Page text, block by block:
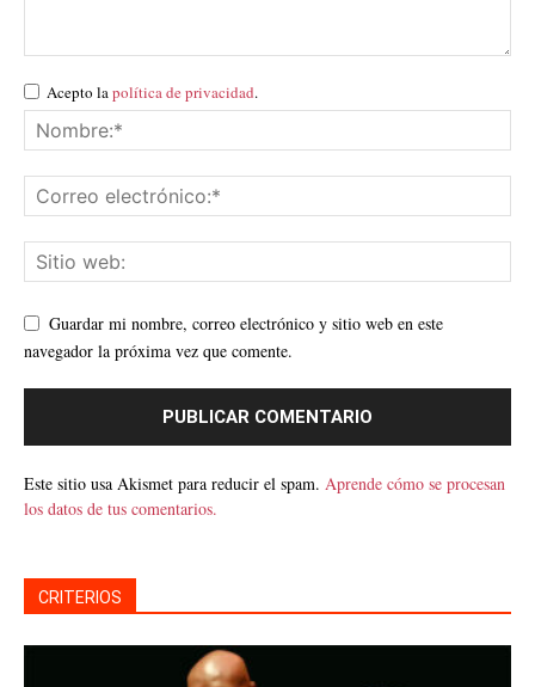
Acepto lapolítica de privacidad.
Guardar mi nombre, correo electrónico y sitio web en este
navegador la próxima vez que comente.
Este sitio usa Akismet para reducir el spam. Aprende cómo se procesan
los datos de tus comentarios.
CRITERIOS